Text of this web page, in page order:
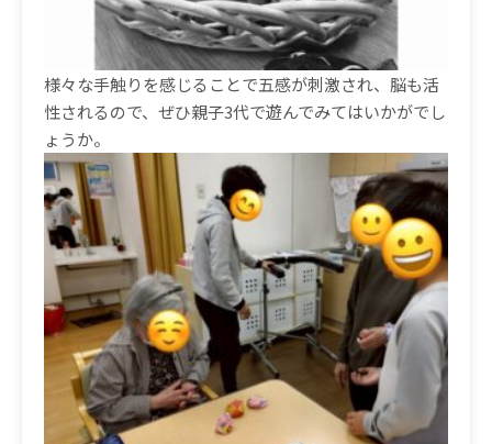
様々な手触りを感じることで五感が刺激され、脳も活
性されるので、ぜひ親子3代で遊んでみてはいかがでし
ょうか。